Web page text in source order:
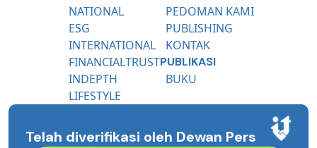
NATIONAL
ESG
INTERNATIONAL
FINANCIALTRUST
INDEPTH
LIFESTYLE
PEDOMAN KAMI
PUBLISHING
KONTAK
PUBLIKASI
BUKU
Telah diverifikasi oleh Dewan Pers